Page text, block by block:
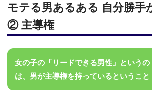
モテる男あるある 自分勝手
② 主導権
女の子の「リードできる男性」というの
は、男が主導権を持っているということ